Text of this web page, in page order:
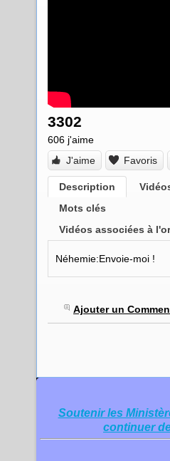
3302
606 j'aime
J'aime
Favoris
Description
Mots clés
Vidéos associées à
Néhemie:Envoie-moi !
Ajouter un
Soutenir les
continuer